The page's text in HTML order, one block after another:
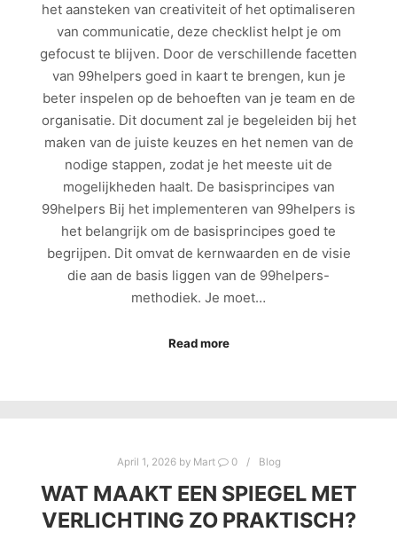
het aansteken van creativiteit of het optimaliseren
van communicatie, deze checklist helpt je om
gefocust te blijven. Door de verschillende facetten
van 99helpers goed in kaart te brengen, kun je
beter inspelen op de behoeften van je team en de
organisatie. Dit document zal je begeleiden bij het
maken van de juiste keuzes en het nemen van de
nodige stappen, zodat je het meeste uit de
mogelijkheden haalt. De basisprincipes van
99helpers Bij het implementeren van 99helpers is
het belangrijk om de basisprincipes goed te
begrijpen. Dit omvat de kernwaarden en de visie
die aan de basis liggen van de 99helpers-
methodiek. Je moet…
Read more
April 1, 2026by Mart 0 Blog
WAT MAAKT EEN SPIEGEL MET
VERLICHTING ZO PRAKTISCH?